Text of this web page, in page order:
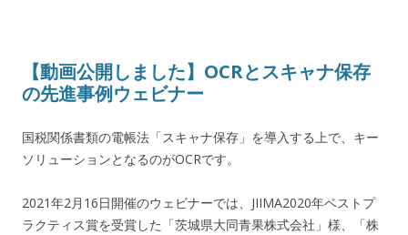
【動画公開しました】OCRとスキャナ保存
の先進事例ウェビナー
国税関係書類の電帳法「スキャナ保存」を導入する上で、キー
ソリューションとなるのがOCRです。
2021年2月16日開催のウェビナーでは、JIIMA2020年ベストプ
ラクティス賞を受賞した「茨城県大同青果株式会社」様、「株